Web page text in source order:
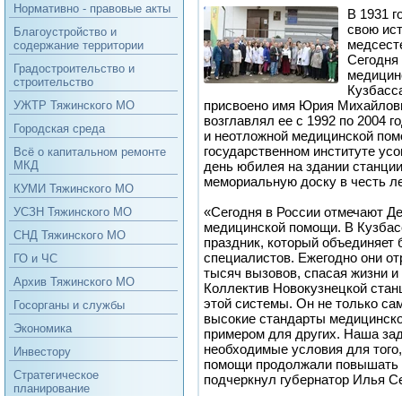
Нормативно - правовые акты
Благоустройство и
содержание территории
Градостроительство и
строительство
УЖТР Тяжинского МО
Городская среда
Всё о капитальном ремонте
МКД
КУМИ Тяжинского МО
УСЗН Тяжинского МО
СНД Тяжинского МО
ГО и ЧС
Архив Тяжинского МО
Госорганы и службы
Экономика
Инвестору
Стратегическое
планирование
В 1931
свою
Сегодня
присвоено имя Юрия
возглавлял ее с 1992 по 2004
и неотложной медицинской
государственном институте
день юбилея на здании
мемориальную доску в честь
«Сегодня в России отмечают
медицинской помощи. В
праздник, который объединяет
специалистов. Ежегодно они
тысяч вызовов, спасая жизни
Коллектив Новокузнецкой
этой системы. Он не только
высокие стандарты
примером для других. Наша
необходимые условия для
помощи продолжали повышать
подчеркнул губернатор Илья